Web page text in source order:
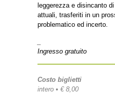
leggerezza e disincanto
attuali, trasferiti in un
problematico ed incerto.
Ingresso gratuito
Costo biglietti
intero • € 8,00